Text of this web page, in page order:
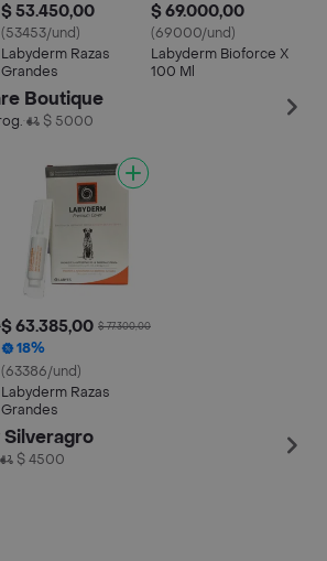
$ 53.450,00
(53453/und)
Labyderm Razas
Grandes
$ 69.000,00
(69000/und)
Labyderm Bioforce X
100 Ml
Boutique
• $ 5000
$ 63.385,00 $ 77.300,00
18%
(63386/und)
Labyderm Razas
Grandes
Silveragro
$ 4500